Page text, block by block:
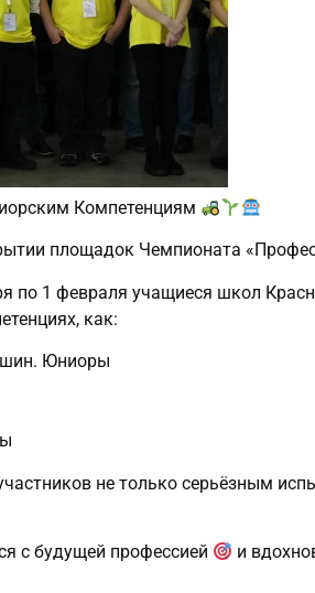
Компетенциям
площадок Чемпионата
по 1 февраля учащиеся школ
как:
Юниоры
не только серьёзным
с будущей профессией
и